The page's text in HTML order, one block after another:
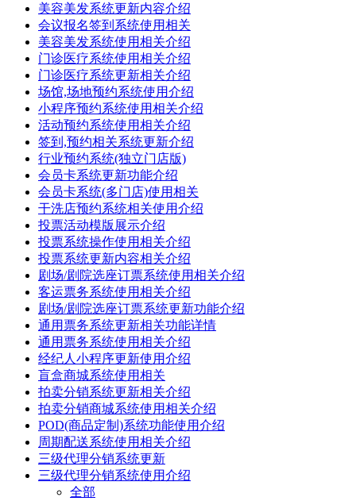
美容美发系统更新内容介绍
会议报名签到系统使用相关
美容美发系统使用相关介绍
门诊医疗系统使用相关介绍
门诊医疗系统更新相关介绍
场馆,场地预约系统使用介绍
小程序预约系统使用相关介绍
活动预约系统使用相关介绍
签到,预约相关系统更新介绍
行业预约系统(独立门店版)
会员卡系统更新功能介绍
会员卡系统(多门店)使用相关
干洗店预约系统相关使用介绍
投票活动模版展示介绍
投票系统操作使用相关介绍
投票系统更新内容相关介绍
剧场/剧院选座订票系统使用相关介绍
客运票务系统使用相关介绍
剧场/剧院选座订票系统更新功能介绍
通用票务系统更新相关功能详情
通用票务系统使用相关介绍
经纪人小程序更新使用介绍
盲盒商城系统使用相关
拍卖分销系统更新相关介绍
拍卖分销商城系统使用相关介绍
POD(商品定制)系统功能使用介绍
周期配送系统使用相关介绍
三级代理分销系统更新
三级代理分销系统使用介绍
全部